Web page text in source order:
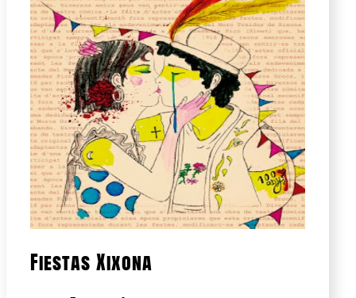
Fiestas Xixona